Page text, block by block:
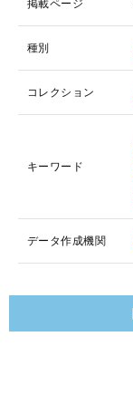
掲載ページ
種別
コレクション
キーワード
データ作成機関